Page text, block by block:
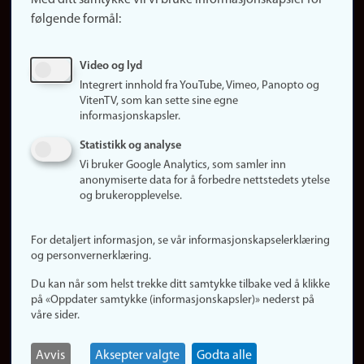
Finn studier
Ledige stillinger
Om nettstedet
Informasjonskapsler
Personvern
Logg inn
Rediger din ansattside
følgende formål:
Video og lyd
Integrert innhold fra YouTube, Vimeo, Panopto og
VitenTV, som kan sette sine egne
informasjonskapsler.
Statistikk og analyse
Vi bruker Google Analytics, som samler inn
anonymiserte data for å forbedre nettstedets ytelse
og brukeropplevelse.
For detaljert informasjon, se vår informasjonskapselerklæring
og personvernerklæring.
Du kan når som helst trekke ditt samtykke tilbake ved å klikke
på «Oppdater samtykke (informasjonskapsler)» nederst på
våre sider.
Avvis Aksepter valgte Godta alle